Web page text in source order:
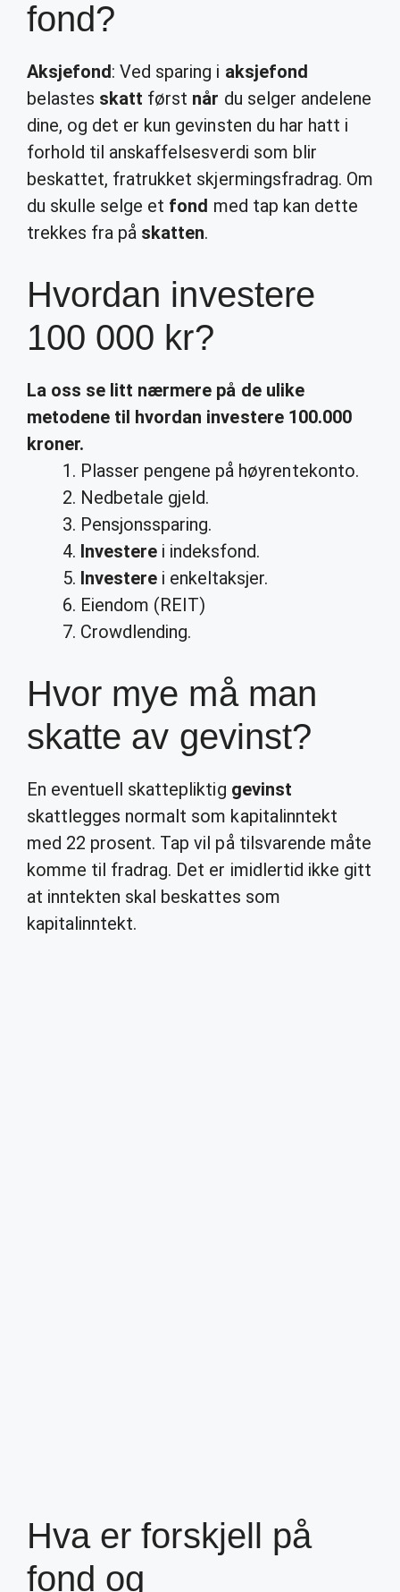
fond?
Aksjefond: Ved sparing i aksjefond
belastes skatt først når du selger andelene
dine, og det er kun gevinsten du har hatt i
forhold til anskaffelsesverdi som blir
beskattet, fratrukket skjermingsfradrag. Om
du skulle selge et fond med tap kan dette
trekkes fra på skatten.
Hvordan investere
100 000 kr?
La oss se litt nærmere på de ulike
metodene til hvordan investere100.000
kroner.
Plasser pengene på høyrentekonto.
Nedbetale gjeld.
Pensjonssparing.
Investere i indeksfond.
Investere i enkeltaksjer.
Eiendom (REIT)
Crowdlending.
Hvor mye må man
skatte av gevinst?
En eventuell skattepliktig gevinst
skattlegges normalt som kapitalinntekt
med 22 prosent. Tap vil på tilsvarende måte
komme til fradrag. Det er imidlertid ikke gitt
at inntekten skal beskattes som
kapitalinntekt.
Hva er forskjell på
fond og